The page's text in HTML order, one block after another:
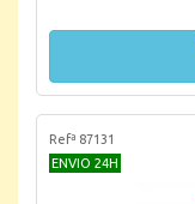
Refª 87131
ENVIO 24H